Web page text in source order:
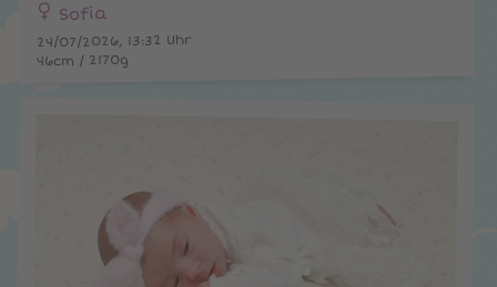
Sofia
24/07/2026, 13:32 Uhr
46cm / 2170g